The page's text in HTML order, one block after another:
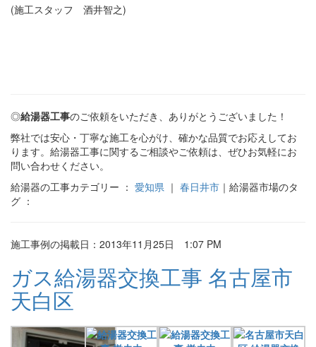
(施工スタッフ 酒井智之)
◎給湯器工事のご依頼をいただき、ありがとうございました！
弊社では安心・丁寧な施工を心がけ、確かな品質でお応えしてお
ります。給湯器工事に関するご相談やご依頼は、ぜひお気軽にお
問い合わせください。
給湯器の工事カテゴリー ： 愛知県 ｜ 春日井市 ｜給湯器市場のタ
グ ：
施工事例の掲載日：2013年11月25日 1:07 PM
ガス給湯器交換工事 名古屋市
天白区